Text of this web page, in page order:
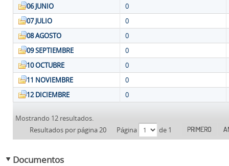
06 JUNIO
0
07 JULIO
0
08 AGOSTO
0
09 SEPTIEMBRE
0
10 OCTUBRE
0
11 NOVIEMBRE
0
12 DICIEMBRE
0
Mostrando 12 resultados.
Resultados por página 20
Página de 1 PRIMERO
Documentos